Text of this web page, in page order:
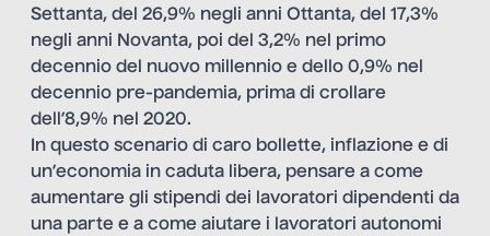
Settanta, del 26,9% negli anni Ottanta, del 17,3%
negli anni Novanta, poi del 3,2% nel primo
decennio del nuovo millennio e dello 0,9% nel
decennio pre-pandemia, prima di crollare
dell’8,9% nel 2020.
In questo scenario di caro bollette, inflazione e di
un’economia in caduta libera, pensare a come
aumentare gli stipendi dei lavoratori dipendenti da
una parte e a come aiutare i lavoratori autonomi